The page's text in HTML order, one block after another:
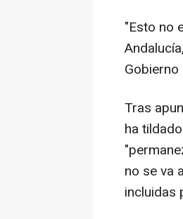
"Esto no
Tras
ha
no se va
incluidas